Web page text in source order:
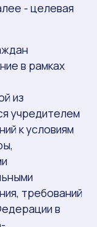
- целевая
в рамках
из
учредителем
к условиям
требований
в